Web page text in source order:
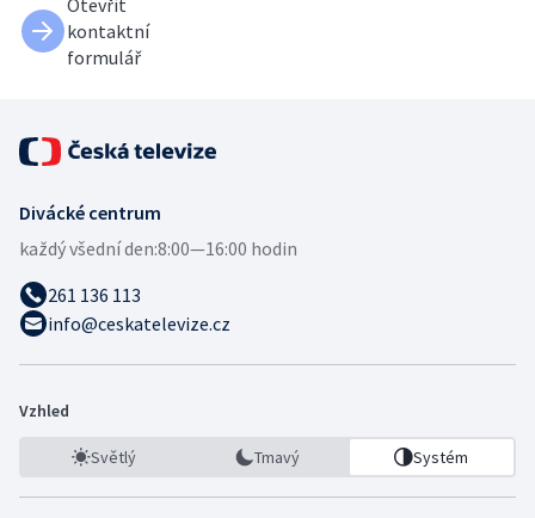
Otevřít
kontaktní
formulář
Divácké centrum
každý všední den:8:00—16:00 hodin
261 136 113
info@ceskatelevize.cz
Vzhled
Světlý Tmavý Systém